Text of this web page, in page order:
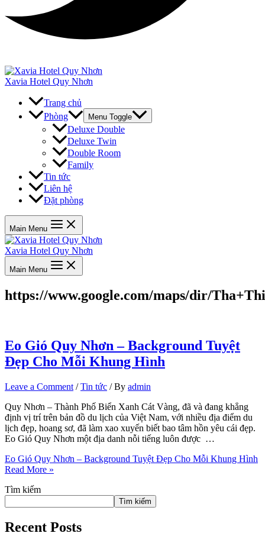
Xavia Hotel Quy Nhơn
Trang chủ
Phòng
Menu Toggle
Deluxe Double
Deluxe Twin
Double Room
Family
Tin tức
Liên hệ
Đặt phòng
Main Menu
Xavia Hotel Quy Nhơn
Main Menu
https://www.google.com/maps/dir/
Eo Gió Quy Nhơn – Background Tuyệt
Đẹp Cho Mỗi Khung Hình
Leave a Comment /Tin tức / By admin
Quy Nhơn – Thành Phố Biển Xanh Cát Vàng, đã và đang khẳng
định vị trí trên bản đồ du lịch của Việt Nam, với nhiều địa điểm du
lịch đẹp, hoang sơ, đã làm xao xuyến biết bao tâm hồn yêu cái đẹp.
Eo Gió Quy Nhơn một địa danh nỗi tiếng luôn được …
Eo Gió Quy Nhơn – Background Tuyệt Đẹp Cho Mỗi Khung Hình
Read More »
Tìm kiếm
Tìm kiếm
Recent Posts